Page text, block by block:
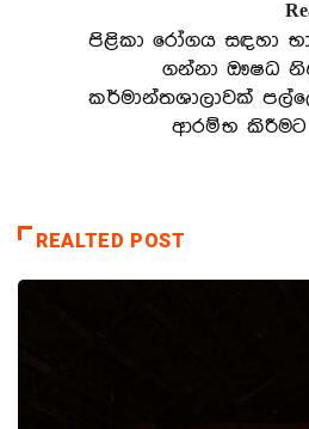
පිළිකා රෝගය සඳහා
ගන්නා ඖෂධ
කර්මාන්තශාලාවක්
ආරම්භ කිරීමට
REALTED POST